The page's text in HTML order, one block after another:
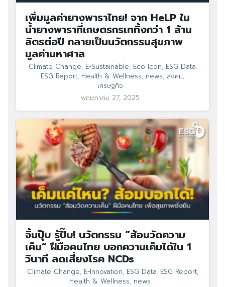
เพิ่มมูลค่ายางพาราไทย! จาก HeLP ใน
น้ำยางพาราที่เกษตรกรเททิ้งกว่า 1 ล้าน
ลิตรต่อปี กลายเป็นนวัตกรรมสุขภาพ
มูลค่ามหาศาล
Climate Change, E-Sustainable, Eco Icon, ESG Data,
ESG Report, Health & Wellness, news, สังคม,
เศรษฐกิจ
พฤษภาคม 27, 2025
จิ้มปุ๊บ รู้ปั๊บ! นวัตกรรม “ส้อมวัดความ
เค็ม” ฝีมือคนไทย บอกความเค็มได้ใน 1
วินาที ลดเสี่ยงโรค NCDs
Climate Change, E-Innovation, ESG Data, ESG Report,
Health & Wellness, news